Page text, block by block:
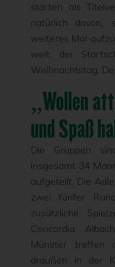
starten als
natürlich davon,
weiteres Mal
weit, der
Weihnachtstag.
„Wollen
und Spaß
Die Gruppen
insgesamt 34
aufgeteilt. Die
zwei fünfer
zusätzliche
Concordia
Münster treffen
draußen in der